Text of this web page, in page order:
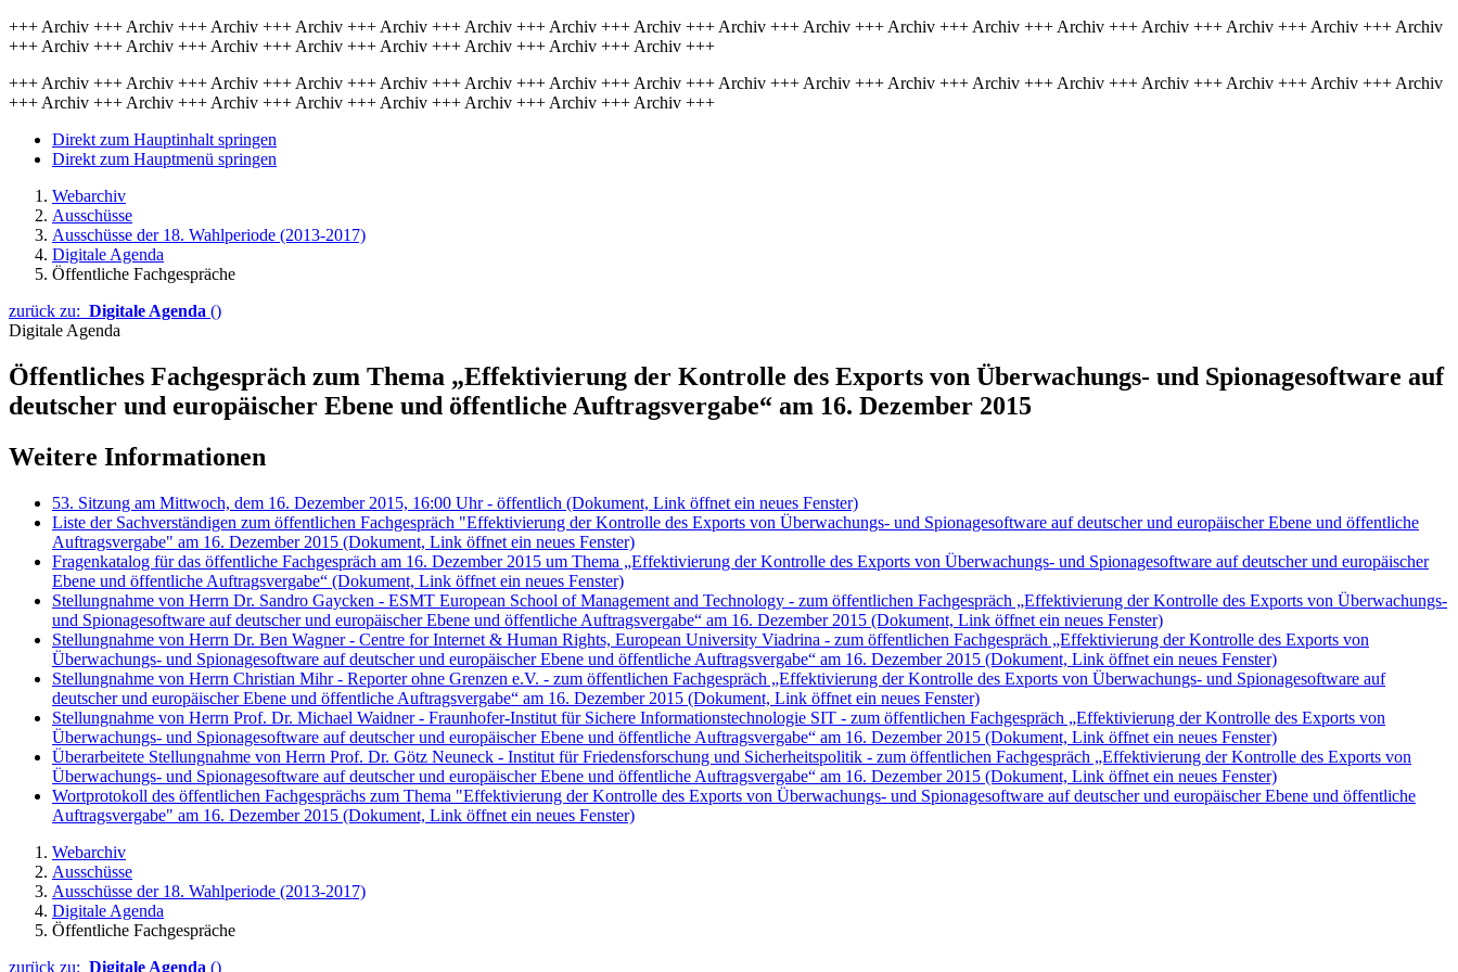
+++ Archiv +++ Archiv +++ Archiv +++ Archiv +++ Archiv +++ Archiv +++ Archiv +++ Archiv +++ Archiv +++ Archiv +++ Archiv +++ Archiv +++ Archiv +++ Archiv +++ Archiv +++ Archiv +++ Archiv
+++ Archiv +++ Archiv +++ Archiv +++ Archiv +++ Archiv +++ Archiv +++ Archiv +++ Archiv +++
+++ Archiv +++ Archiv +++ Archiv +++ Archiv +++ Archiv +++ Archiv +++ Archiv +++ Archiv +++ Archiv +++ Archiv +++ Archiv +++ Archiv +++ Archiv +++ Archiv +++ Archiv +++ Archiv +++ Archiv
+++ Archiv +++ Archiv +++ Archiv +++ Archiv +++ Archiv +++ Archiv +++ Archiv +++ Archiv +++
Direkt zum Hauptinhalt springen
Direkt zum Hauptmenü springen
Webarchiv
Ausschüsse
Ausschüsse der 18. Wahlperiode (2013-2017)
Digitale Agenda
Öffentliche Fachgespräche
zurück zu: Digitale Agenda ()
Digitale Agenda
Öffentliches Fachgespräch zum Thema „Effektivierung der Kontrolle des Exports von Überwachungs- und Spionagesoftware auf
deutscher und europäischer Ebene und öffentliche Auftragsvergabe“ am 16. Dezember 2015
Weitere Informationen
53. Sitzung am Mittwoch, dem 16. Dezember 2015, 16:00 Uhr - öffentlich (Dokument, Link öffnet ein neues Fenster)
Liste der Sachverständigen zum öffentlichen Fachgespräch "Effektivierung der Kontrolle des Exports von Überwachungs- und Spionagesoftware auf deutscher und europäischer Ebene und öffentliche
Auftragsvergabe" am 16. Dezember 2015 (Dokument, Link öffnet ein neues Fenster)
Fragenkatalog für das öffentliche Fachgespräch am 16. Dezember 2015 um Thema „Effektivierung der Kontrolle des Exports von Überwachungs- und Spionagesoftware auf deutscher und europäischer
Ebene und öffentliche Auftragsvergabe“ (Dokument, Link öffnet ein neues Fenster)
Stellungnahme von Herrn Dr. Sandro Gaycken - ESMT European School of Management and Technology - zum öffentlichen Fachgespräch „Effektivierung der Kontrolle des Exports von Überwachungs-
und Spionagesoftware auf deutscher und europäischer Ebene und öffentliche Auftragsvergabe“ am 16. Dezember 2015 (Dokument, Link öffnet ein neues Fenster)
Stellungnahme von Herrn Dr. Ben Wagner - Centre for Internet & Human Rights, European University Viadrina - zum öffentlichen Fachgespräch „Effektivierung der Kontrolle des Exports von
Überwachungs- und Spionagesoftware auf deutscher und europäischer Ebene und öffentliche Auftragsvergabe“ am 16. Dezember 2015 (Dokument, Link öffnet ein neues Fenster)
Stellungnahme von Herrn Christian Mihr - Reporter ohne Grenzen e.V. - zum öffentlichen Fachgespräch „Effektivierung der Kontrolle des Exports von Überwachungs- und Spionagesoftware auf
deutscher und europäischer Ebene und öffentliche Auftragsvergabe“ am 16. Dezember 2015 (Dokument, Link öffnet ein neues Fenster)
Stellungnahme von Herrn Prof. Dr. Michael Waidner - Fraunhofer-Institut für Sichere Informationstechnologie SIT - zum öffentlichen Fachgespräch „Effektivierung der Kontrolle des Exports von
Überwachungs- und Spionagesoftware auf deutscher und europäischer Ebene und öffentliche Auftragsvergabe“ am 16. Dezember 2015 (Dokument, Link öffnet ein neues Fenster)
Überarbeitete Stellungnahme von Herrn Prof. Dr. Götz Neuneck - Institut für Friedensforschung und Sicherheitspolitik - zum öffentlichen Fachgespräch „Effektivierung der Kontrolle des Exports von
Überwachungs- und Spionagesoftware auf deutscher und europäischer Ebene und öffentliche Auftragsvergabe“ am 16. Dezember 2015 (Dokument, Link öffnet ein neues Fenster)
Wortprotokoll des öffentlichen Fachgesprächs zum Thema "Effektivierung der Kontrolle des Exports von Überwachungs- und Spionagesoftware auf deutscher und europäischer Ebene und öffentliche
Auftragsvergabe" am 16. Dezember 2015 (Dokument, Link öffnet ein neues Fenster)
Webarchiv
Ausschüsse
Ausschüsse der 18. Wahlperiode (2013-2017)
Digitale Agenda
Öffentliche Fachgespräche
zurück zu: Digitale Agenda ()